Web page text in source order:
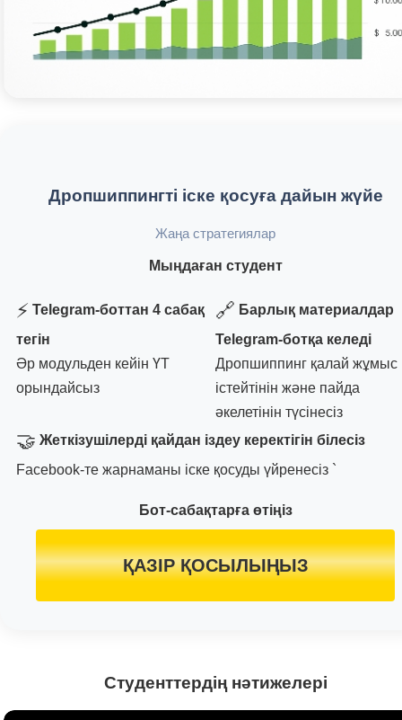
Дропшиппингті іске қосуға дайын жүйе
Жаңа стратегиялар
Мыңдаған студент
⚡ Telegram-боттан 4 сабақ
тегін
Әр модульден кейін ҮТ
орындайсыз
🔗 Барлық материалдар
Telegram-ботқа келеді
Дропшиппинг қалай жұмыс
істейтінін және пайда
әкелетінін түсінесіз
🤝 Жеткізушілерді қайдан іздеу керектігін білесіз
Facebook-те жарнаманы іске қосуды үйренесіз `
Бот-сабақтарға өтіңіз
ҚАЗІР ҚОСЫЛЫҢЫЗ
Студенттердің нәтижелері